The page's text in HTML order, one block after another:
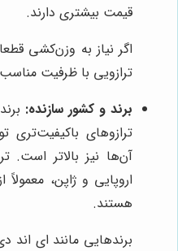
قیمت بیشتری دارند.
اگر نیاز به وزن‌کشی
ترازویی با ظرفیت
برند و کشور سازنده:
ترازوهای
آن‌ها نیز بالاتر است.
اروپایی و ژاپن،
هستند.